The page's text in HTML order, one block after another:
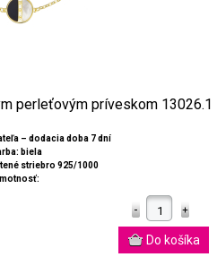
perleťovým príveskom 13026.1
– dodacia doba 7 dní
biela
striebro 925/1000